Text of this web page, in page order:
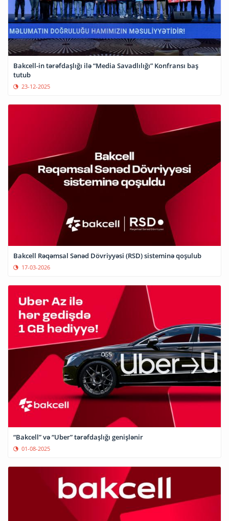
Bakcell-in tərəfdaşlığı ilə “Media Savadlılığı” Konfransı baş
tutub
23-12-2025
Bakcell Rəqəmsal Sənəd Dövriyyəsi (RSD) sisteminə qoşulub
17-03-2026
“Bakcell” və “Uber” tərəfdaşlığı genişlənir
01-08-2025